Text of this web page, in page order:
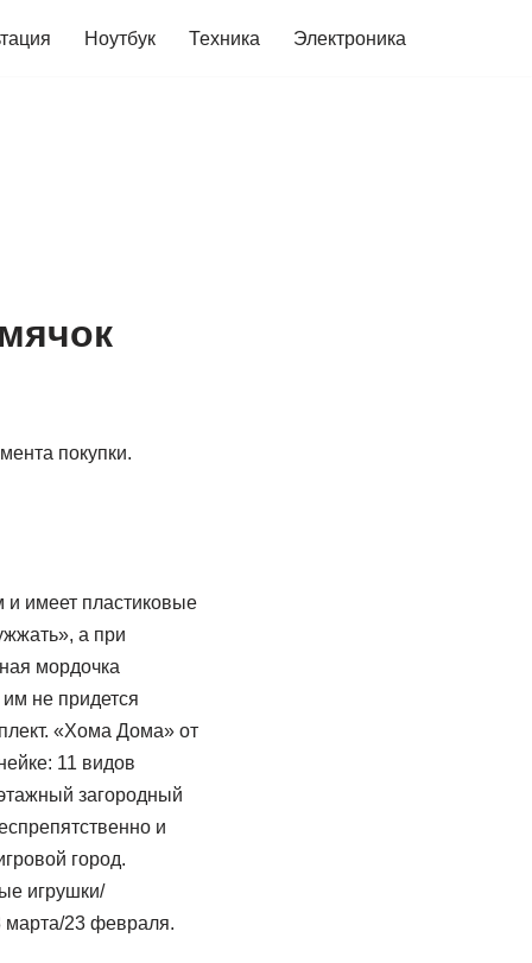
Ноутбук Техника Электроника
покупки.
и имеет пластиковые
а при
мордочка
не придется
«Хома Дома» от
11 видов
загородный
и
город.
игрушки/
марта/23 февраля.